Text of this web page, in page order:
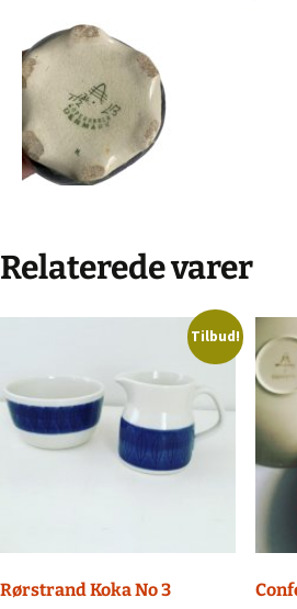
Relaterede varer
Tilbud!
Rørstrand Koka No 3